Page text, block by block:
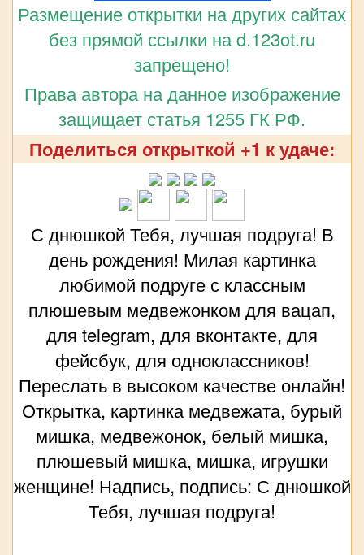
Размещение открытки на других сайтах
без прямой ссылки на d.123ot.ru
запрещено!
Права автора на данное изображение
защищает статья 1255 ГК РФ.
Поделиться открыткой +1 к удаче:
С днюшкой Тебя, лучшая подруга! В
день рождения! Милая картинка
любимой подруге с классным
плюшевым медвежонком для вацап,
для telegram, для вконтакте, для
фейсбук, для одноклассников!
Переслать в высоком качестве онлайн!
Открытка, картинка медвежата, бурый
мишка, медвежонок, белый мишка,
плюшевый мишка, мишка, игрушки
женщине! Надпись, подпись: С днюшкой
Тебя, лучшая подруга!